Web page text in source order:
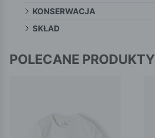
KONSERWACJA
SKŁAD
POLECANE PRODUKTY